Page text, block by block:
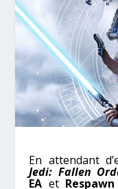
En attendant
Jedi: Fallen
EA et